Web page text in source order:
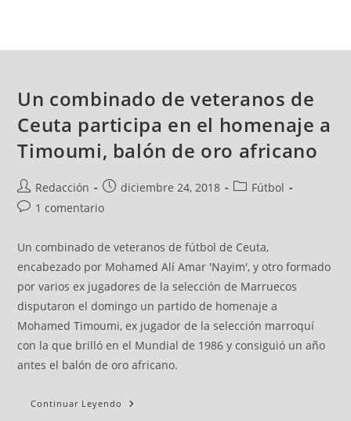
Un combinado de veteranos de
Ceuta participa en el homenaje a
Timoumi, balón de oro africano
Redacción diciembre 24, 2018
Fútbol
1 comentario
Un combinado de veteranos de fútbol de Ceuta,
encabezado por Mohamed Alí Amar 'Nayim', y otro formado
por varios ex jugadores de la selección de Marruecos
disputaron el domingo un partido de homenaje a
Mohamed Timoumi, ex jugador de la selección marroquí
con la que brilló en el Mundial de 1986 y consiguió un año
antes el balón de oro africano.
Continuar Leyendo